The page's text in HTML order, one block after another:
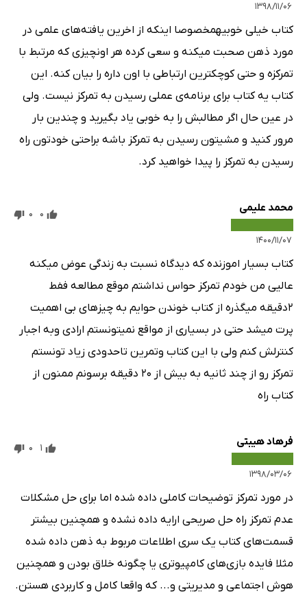
۱۳۹۸/۱۱/۰۶
کتاب خیلی خوبیهمخصوصا اینکه از اخرین یافته‌های علمی در
مورد ذهن صحبت میکنه و سعی کرده هر اونچیزی که مرتبط با
تمرکزه و حتی کوچکترین ارتباطی با اون داره را بیان کنه. این
کتاب یه کتاب برای برنامه‌ی عملی رسیدن به تمرکز نیست. ولی
در عین حال اگر مطالبش را به خوبی یاد بگیرید و چندین بار
مرور کنید و مشیتون رسیدن به تمرکز باشه براحتی خودتون راه
رسیدن به تمرکز را پیدا خواهید کرد.
محمد علیمی
۱۴۰۰/۱۱/۰۷
0
0
کتاب بسیار اموزنده که دیدگاه نسبت به زندگی عوض میکنه
عالیی من خودم تمرکز حواس نداشتم موقع مطالعه ففط
۲دقیقه میگذره از کتاب خوندن حوایم به چیز‌های بی اهمیت
پرت میشد حتی در بسیاری از مواقع نمیتونستم ارادی وبه اجبار
کنترلش کنم ولی با این کتاب وتمرین تاحدودی زیاد تونستم
تمرکز رو از چند ثانیه به بیش از ۲۰ دقیقه برسونم ممنون از
کتاب راه
فرهاد هیبتی
۱۳۹۸/۰۳/۰۶
1
0
در مورد تمرکز توضیحات کاملی داده شده اما برای حل مشکلات
عدم تمرکز راه حل صریحی ارایه داده نشده و همچنین بیشتر
قسمت‌های کتاب یک سری اطلاعات مربوط به ذهن داده شده
مثلا فایده بازی‌های کامپیوتری یا چگونه خلاق بودن و همچنین
هوش اجتماعی و مدیریتی و... که واقعا کامل و کاربردی هستن.